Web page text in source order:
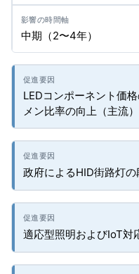
中期（2〜4年）
LEDコンポーネント価
メン比率の向上（主流）
政府によるHID街路灯の
適応型照明およびIoT対